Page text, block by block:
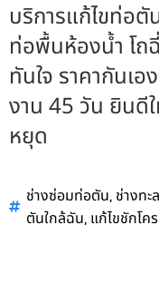
บริการแก้ไขท่อตั
ท่อพื้นห้องน้ำ โถ
ทันใจ ราคากันเ
งาน 45 วัน ยินดี
หยุด
ช่างซ่อมท่อตัน, ช่างท
ตันใกล้ฉัน, แก้ไขชักโค